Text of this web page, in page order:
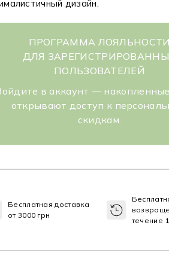
дизайн.
ПРОГРАММА ЛОЯЛЬНОСТИ
ДЛЯ
ПОЛЬЗОВАТЕЛЕЙ
в аккаунт —
открывают доступ к
скидкам.
Бесплатная доставка
от 3000 грн
течение